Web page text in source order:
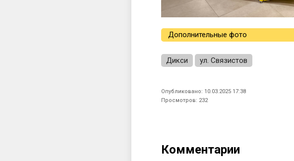
Дополнительные фото
Дикси ул. Связистов
Опубликовано: 10.03.2025 17:38
Просмотров: 232
Комментарии